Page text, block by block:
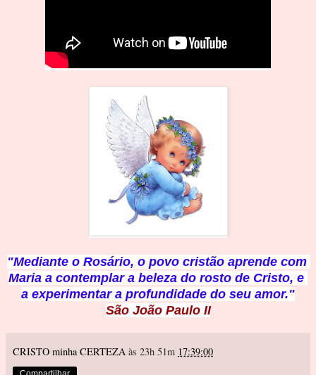
"Mediante o Rosário, o povo cristão aprende com
Maria a contemplar a beleza do rosto de Cristo, e
a experimentar a profundidade do seu amor."
São João Paulo II
CRISTO minha CERTEZA às 23h 51m 17:39:00